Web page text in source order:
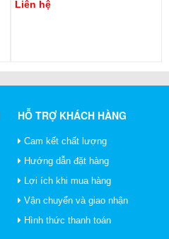
Liên hệ
HỖ TRỢ KHÁCH HÀNG
Cam kết chất lượng
Hướng dẫn đặt hàng
Lợi ích khi mua hàng
Vận chuyển và giao nhận
Hình thức thanh toán